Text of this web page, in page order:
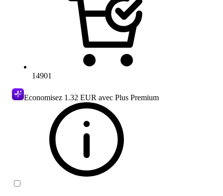
14901
Economisez 1.32 EUR avec Plus Premium